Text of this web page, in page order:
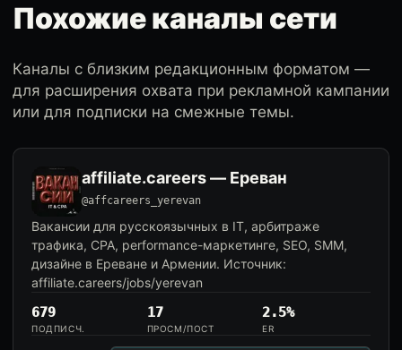
Похожие каналы сети
Каналы с близким редакционным форматом —
для расширения охвата при рекламной кампании
или для подписки на смежные темы.
affiliate.careers — Ереван
@affcareers_yerevan
Вакансии для русскоязычных в IT, арбитраже
трафика, CPA, performance-маркетинге, SEO, SMM,
дизайне в Ереване и Армении. Источник:
affiliate.careers/jobs/yerevan
679
ПОДПИСЧ.
17
ПРОСМ/ПОСТ
2.5%
ER